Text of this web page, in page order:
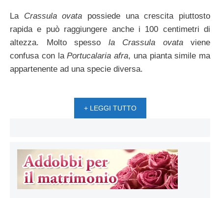
La Crassula ovata possiede una crescita piuttosto
rapida e può raggiungere anche i 100 centimetri di
altezza. Molto spesso la Crassula ovataviene
confusa con laPortucalaria afra, una pianta simile ma
appartenente ad una specie diversa.
+ LEGGI TUTTO